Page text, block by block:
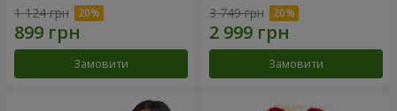
1 124 грн
Замовити
3 749 грн
Замовити